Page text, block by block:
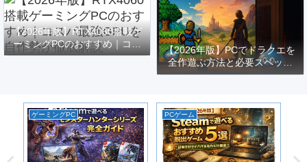
【2026年版】RTX4060搭載ゲ
ーミングPCのおすすめ｜コス
パ最強GPUを自作勢が徹底解
【2026年版】PCでドラクエを
全作遊ぶ方法と必要スペック
｜FF14勢がまとめてみた
ゲーミングPC PCゲーム